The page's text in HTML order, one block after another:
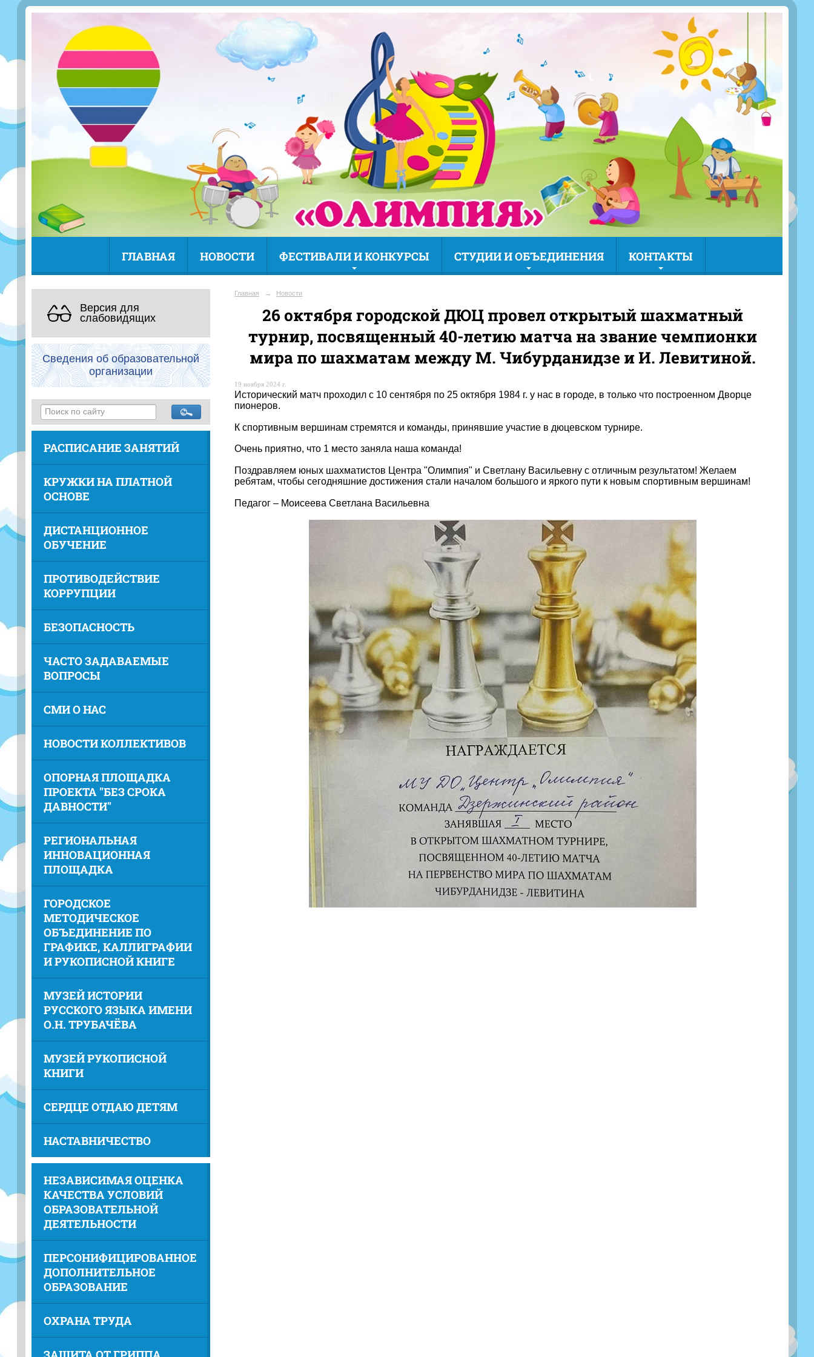
ГЛАВНАЯ НОВОСТИ ФЕСТИВАЛИ И КОНКУРСЫ СТУДИИ И ОБЪЕДИНЕНИЯ КОНТАКТЫ
Версия для
слабовидящих
Сведения об образовательной
организации
РАСПИСАНИЕ ЗАНЯТИЙ
КРУЖКИ НА ПЛАТНОЙ
ОСНОВЕ
ДИСТАНЦИОННОЕ
ОБУЧЕНИЕ
ПРОТИВОДЕЙСТВИЕ
КОРРУПЦИИ
БЕЗОПАСНОСТЬ
ЧАСТО ЗАДАВАЕМЫЕ
ВОПРОСЫ
СМИ О НАС
НОВОСТИ КОЛЛЕКТИВОВ
ОПОРНАЯ ПЛОЩАДКА
ПРОЕКТА "БЕЗ СРОКА
ДАВНОСТИ"
РЕГИОНАЛЬНАЯ
ИННОВАЦИОННАЯ
ПЛОЩАДКА
ГОРОДСКОЕ
МЕТОДИЧЕСКОЕ
ОБЪЕДИНЕНИЕ ПО
ГРАФИКЕ, КАЛЛИГРАФИИ
И РУКОПИСНОЙ КНИГЕ
МУЗЕЙ ИСТОРИИ
РУССКОГО ЯЗЫКА ИМЕНИ
О.Н. ТРУБАЧЁВА
МУЗЕЙ РУКОПИСНОЙ
КНИГИ
СЕРДЦЕ ОТДАЮ ДЕТЯМ
НАСТАВНИЧЕСТВО
НЕЗАВИСИМАЯ ОЦЕНКА
КАЧЕСТВА УСЛОВИЙ
ОБРАЗОВАТЕЛЬНОЙ
ДЕЯТЕЛЬНОСТИ
ПЕРСОНИФИЦИРОВАННОЕ
ДОПОЛНИТЕЛЬНОЕ
ОБРАЗОВАНИЕ
ОХРАНА ТРУДА
Главная → Новости
26 октября городской ДЮЦ провел открытый шахматный
турнир, посвященный 40-летию матча на звание чемпионки
мира по шахматам между М. Чибурданидзе и И. Левитиной.
19 ноября 2024 г.
Исторический матч проходил с 10 сентября по 25 октября 1984 г. у нас в городе, в только что построенном Дворце
пионеров.
К спортивным вершинам стремятся и команды, принявшие участие в дюцевском турнире.
Очень приятно, что 1 место заняла наша команда!
Поздравляем юных шахматистов Центра "Олимпия" и Светлану Васильевну с отличным результатом! Желаем
ребятам, чтобы сегодняшние достижения стали началом большого и яркого пути к новым спортивным вершинам!
Педагог – Моисеева Светлана Васильевна